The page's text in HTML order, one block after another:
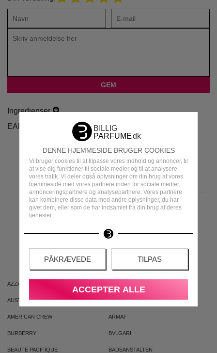
DENNE HJEMMESIDE BRUGER COOKIES
Vi bruger cookies til at tilpasse vores indhold og annoncer, til
at vise dig funktioner til sociale medier og til at analysere
vores trafik. Vi deler også oplysninger om din brug af vores
hjemmeside med vores partnere inden for sociale medier,
annonceringspartnere og analysepartnere. Vores partnere
kan kombinere disse data med andre oplysninger, du har
givet dem, eller som de har indsamlet fra din brug af deres
tjenester.
PÅKRÆVEDE TILPAS
ACCEPTER ALLE
Ingredienser
EAN
MEST POPULÆRE
MÆRKER
AZZARO
AUSTRALIAN GOLD AUSTRALIAN BODYCARE
AMERICAN CREW ARMAF
BURBERRY BVLGARI
BEAUTE PACIFIQUE BADEANSTALTEN